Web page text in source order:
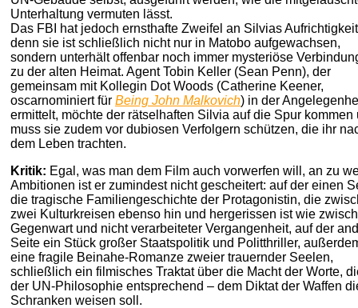
Unterhaltung vermuten lässt.
Das FBI hat jedoch ernsthafte Zweifel an Silvias
denn sie ist schließlich nicht nur in Matobo aufgewachsen,
sondern unterhält offenbar noch immer mysteriöse
zu der alten Heimat. Agent Tobin Keller (Sean Penn), der
gemeinsam mit Kollegin Dot Woods (Catherine Keener,
oscarnominiert für Being John Malkovich) in der
ermittelt, möchte der rätselhaften Silvia auf die Spur kommen
muss sie zudem vor dubiosen Verfolgern schützen, die ihr
dem Leben trachten.
Kritik: Egal, was man dem Film auch vorwerfen will, an zu
Ambitionen ist er zumindest nicht gescheitert: auf der einen
die tragische Familiengeschichte der Protagonistin, die
zwei Kulturkreisen ebenso hin und hergerissen ist wie
Gegenwart und nicht verarbeiteter Vergangenheit, auf der
Seite ein Stück großer Staatspolitik und Politthriller,
eine fragile Beinahe-Romanze zweier trauernder Seelen,
schließlich ein filmisches Traktat über die Macht der Worte,
der UN-Philosophie entsprechend – dem Diktat der Waffen
Schranken weisen soll.